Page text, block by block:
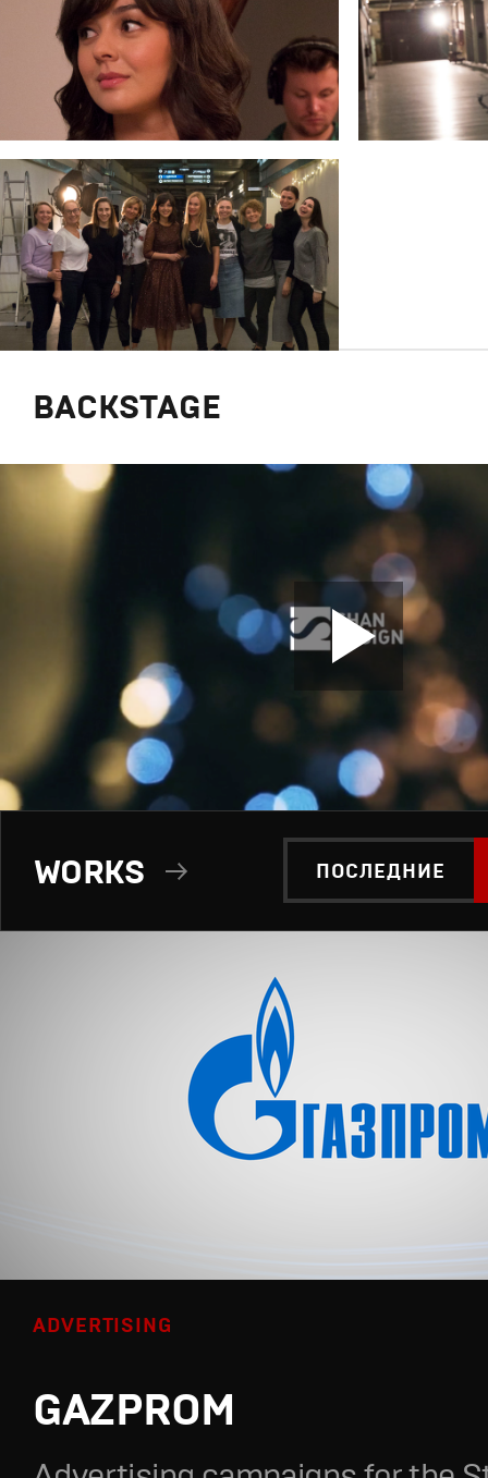
BACKSTAGE
ПОСЛЕДНИЕ
WORKS
ADVERTISING
GAZPROM